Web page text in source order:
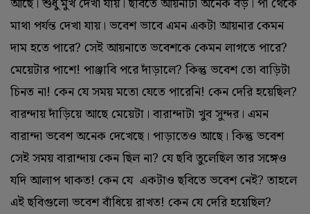
আছে। শুধু মুখ দেখা যায়। ছবিতে আয়নাটা অনেক বড়। পা থেকে
মাথা পর্যন্ত দেখা যায়। ভবেশ ভাবে এমন একটা আয়নার কেমন
দাম হতে পারে? সেই আয়নাতে ভবেশকে কেমন লাগতে পারে?
মেয়েটার পাশে! পাঞ্জাবি পরে দাঁড়ালে? কিন্তু ভবেশ তো বাড়িটা
চিনত না! কেন যে সময় মতো যেতে পারেনি! কেন দেরি হয়েছিল?
বারন্দায় দাঁড়িয়ে আছে মেয়েটা। বারান্দাটা খুব সুন্দর। এমন
বারান্দা ভবেশ অনেক দেখেছে। পাড়াতেও আছে। কিন্তু ভবেশ
সেই সময় বারান্দায় কেন ছিল না? যে ছবি তুলেছিল তার সঙ্গেও
যদি আলাপ থাকত! কেন যে একটাও ছবিতে ভবেশ নেই? তাহলে
এই ছবিগুলো ভবেশ বাঁধিয়ে রাখত! কেন যে দেরি হয়েছিল?